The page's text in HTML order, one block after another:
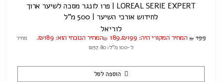
LOREAL SERIE EXPERT | פרו לונגר מסכה לשיער ארוך
לחידוש אורכי השיער | 500 מ"ל
לוריאל
₪ 199 המחיר המקורי היה: ₪199. ₪ 189 המחיר הנוכחי הוא: ₪189.
מחיר
ל-100 מ"ל: ₪37.80
הוספה לסל